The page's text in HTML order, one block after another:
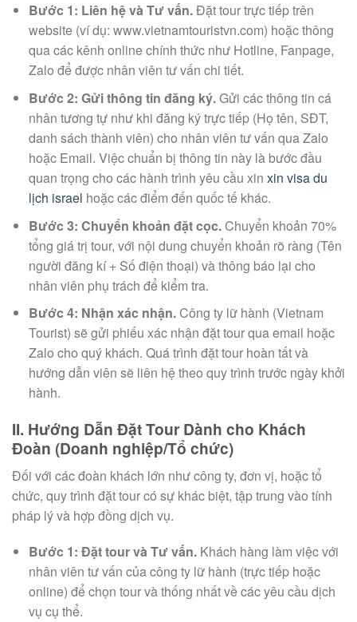
Bước 1: Liên hệ và Tư vấn.Đặt tour trực tiếp trên
website (ví dụ: www.vietnamtouristvn.com) hoặc thông
qua các kênh online chính thức như Hotline, Fanpage,
Zalo để được nhân viên tư vấn chi tiết.
Bước 2: Gửi thông tin đăng ký.Gửi các thông tin cá
nhân tương tự như khi đăng ký trực tiếp (Họ tên, SĐT,
danh sách thành viên) cho nhân viên tư vấn qua Zalo
hoặc Email. Việc chuẩn bị thông tin này là bước đầu
quan trọng cho các hành trình yêu cầu xin xin visa du
lịch israel hoặc các điểm đến quốc tế khác.
Bước 3: Chuyển khoản đặt cọc.Chuyển khoản 70%
tổng giá trị tour, với nội dung chuyển khoản rõ ràng (Tên
người đăng kí + Số điện thoại) và thông báo lại cho
nhân viên phụ trách để kiểm tra.
Bước 4: Nhận xác nhận.Công ty lữ hành (Vietnam
Tourist) sẽ gửi phiếu xác nhận đặt tour qua email hoặc
Zalo cho quý khách. Quá trình đặt tour hoàn tất và
hướng dẫn viên sẽ liên hệ theo quy trình trước ngày khởi
hành.
II. Hướng Dẫn Đặt Tour Dành cho Khách
Đoàn (Doanh nghiệp/Tổ chức)
Đối với các đoàn khách lớn như công ty, đơn vị, hoặc tổ
chức, quy trình đặt tour có sự khác biệt, tập trung vào tính
pháp lý và hợp đồng dịch vụ.
Bước 1: Đặt tour và Tư vấn.Khách hàng làm việc với
nhân viên tư vấn của công ty lữ hành (trực tiếp hoặc
online) để chọn tour và thống nhất về các yêu cầu dịch
vụ cụ thể.